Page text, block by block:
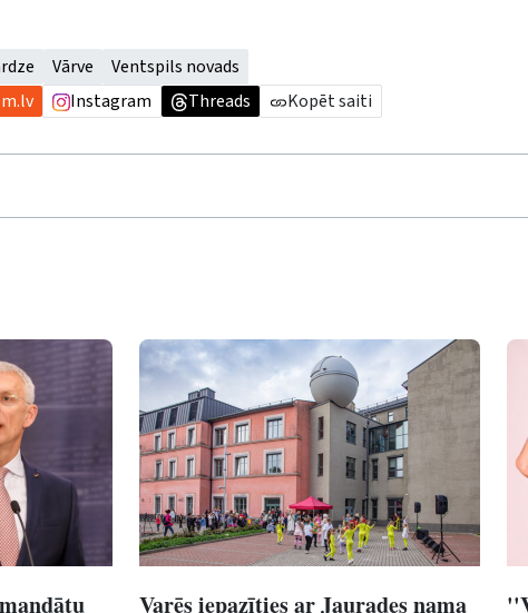
Vārve
Ventspils novads
Instagram Threads Kopēt saiti
Varēs iepazīties ar Jaurades nama